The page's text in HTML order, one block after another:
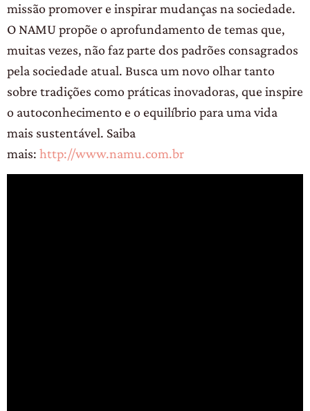
missão promover e inspirar mudanças na sociedade.
O NAMU propõe o aprofundamento de temas que,
muitas vezes, não faz parte dos padrões consagrados
pela sociedade atual. Busca um novo olhar tanto
sobre tradições como práticas inovadoras, que inspire
o autoconhecimento e o equilíbrio para uma vida
mais sustentável. Saiba
mais: http://www.namu.com.br